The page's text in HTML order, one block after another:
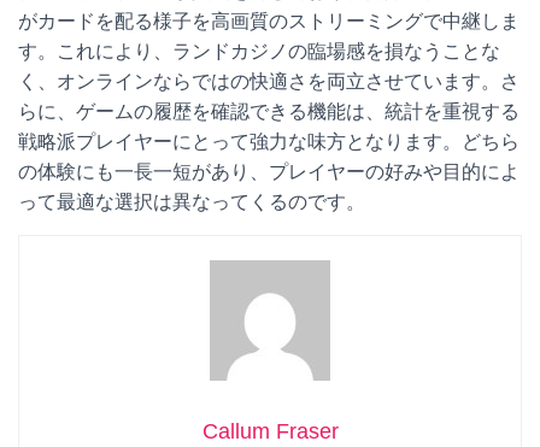
がカードを配る様子を高画質のストリーミングで中継しま
す。これにより、ランドカジノの臨場感を損なうことな
く、オンラインならではの快適さを両立させています。さ
らに、ゲームの履歴を確認できる機能は、統計を重視する
戦略派プレイヤーにとって強力な味方となります。どちら
の体験にも一長一短があり、プレイヤーの好みや目的によ
って最適な選択は異なってくるのです。
Callum Fraser